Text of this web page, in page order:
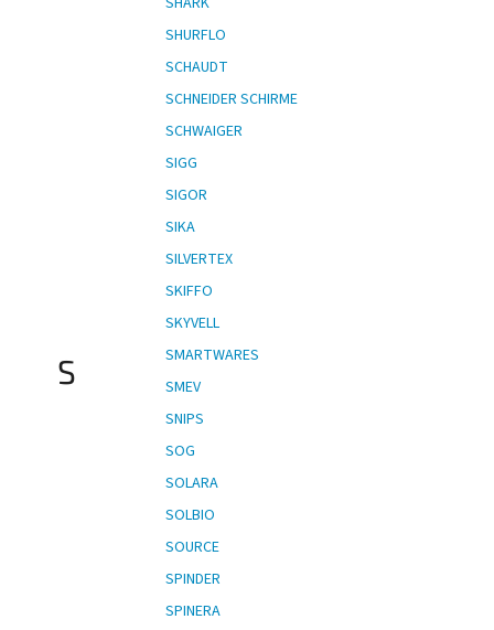
S
SHURFLO
SCHAUDT
SCHNEIDER SCHIRME
SCHWAIGER
SIGG
SIGOR
SIKA
SILVERTEX
SKIFFO
SKYVELL
SMARTWARES
SMEV
SNIPS
SOG
SOLARA
SOLBIO
SOURCE
SPINDER
SPINERA